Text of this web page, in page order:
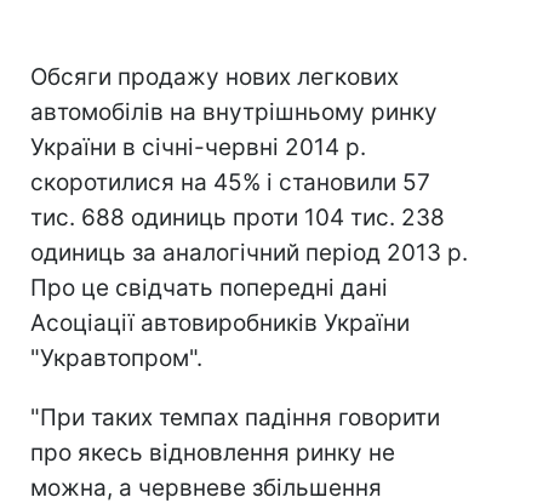
Обсяги продажу нових легкових
автомобілів на внутрішньому ринку
України в січні-червні 2014 р.
скоротилися на 45% і становили 57
тис. 688 одиниць проти 104 тис. 238
одиниць за аналогічний період 2013 р.
Про це свідчать попередні дані
Асоціації автовиробників України
"Укравтопром".
"При таких темпах падіння говорити
про якесь відновлення ринку не
можна, а червневе збільшення